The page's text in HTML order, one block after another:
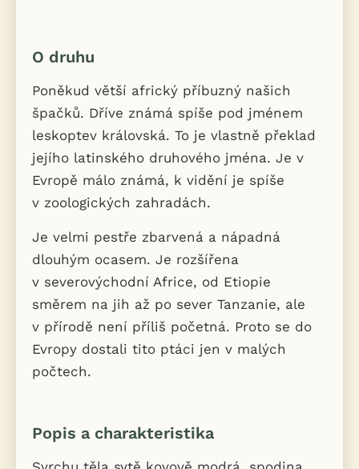
O druhu
Poněkud větší africký příbuzný našich
špačků. Dříve známá spíše pod jménem
leskoptev královská. To je vlastně překlad
jejího latinského druhového jména. Je v
Evropě málo známá, k vidění je spíše
v zoologických zahradách.
Je velmi pestře zbarvená a nápadná
dlouhým ocasem. Je rozšířena
v severovýchodní Africe, od Etiopie
směrem na jih až po sever Tanzanie, ale
v přírodě není příliš početná. Proto se do
Evropy dostali tito ptáci jen v malých
počtech.
Popis a charakteristika